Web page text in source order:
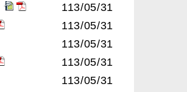
113/05/31
113/05/31
113/05/31
113/05/31
113/05/31